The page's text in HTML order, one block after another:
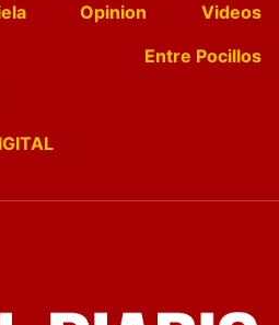
Opinion
Videos
Entre Pocillos